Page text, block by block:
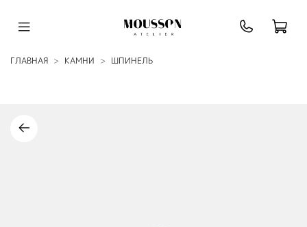
ГЛАВНАЯ КАМНИ ШПИНЕЛЬ